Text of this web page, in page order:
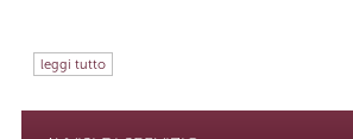
leggi tutto